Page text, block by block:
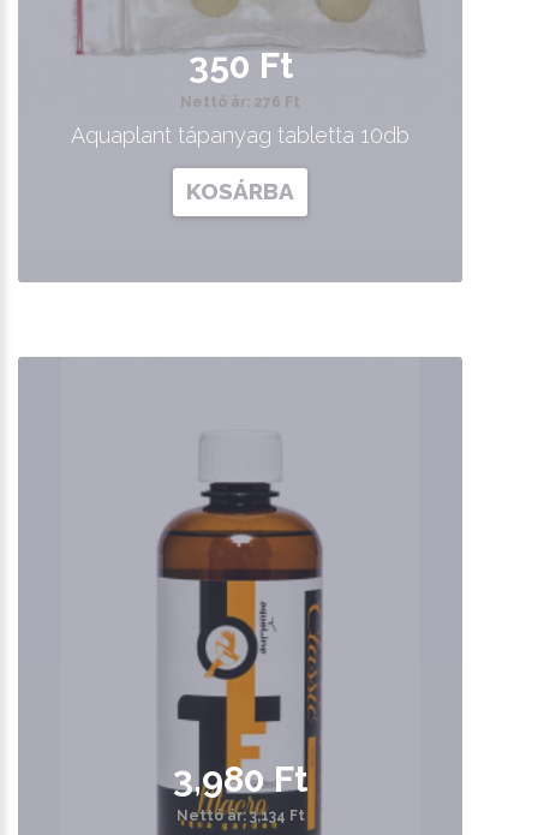
350 Ft
Nettó ár: 276 Ft
Aquaplant tápanyag tabletta 10db
KOSÁRBA
3,980 Ft
Nettó ár: 3,134 Ft